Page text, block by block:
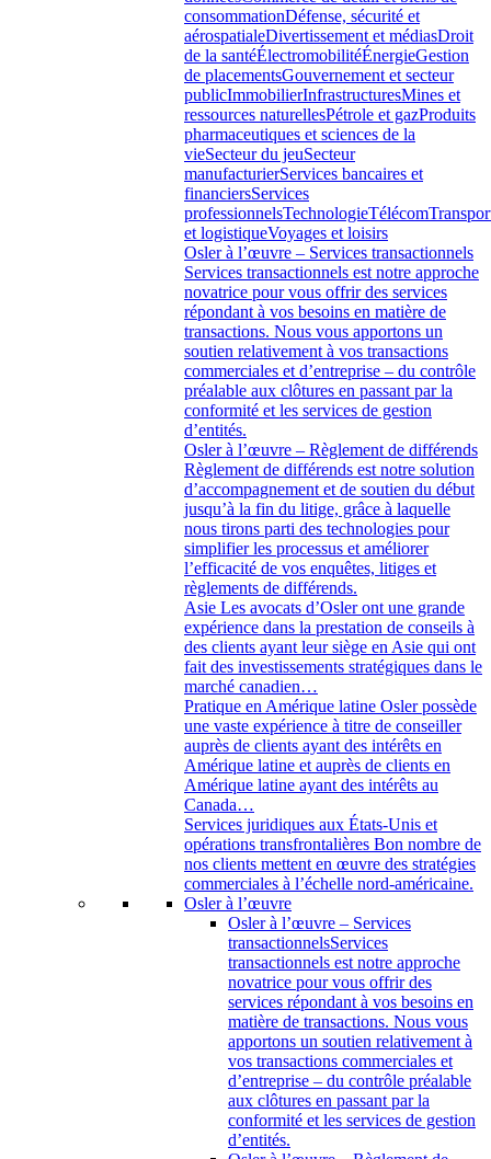
consommationDéfense, sécurité et
aérospatialeDivertissement et médiasDroit
de la santéÉlectromobilitéÉnergieGestion
de placementsGouvernement et secteur
publicImmobilierInfrastructuresMines et
ressources naturellesPétrole et gazProduits
pharmaceutiques et sciences de la
vieSecteur du jeuSecteur
manufacturierServices bancaires et
financiersServices
professionnelsTechnologieTélécom
et logistiqueVoyages et loisirs
Osler à l’œuvre – Services transactionnels
Services transactionnels est notre approche
novatrice pour vous offrir des services
répondant à vos besoins en matière de
transactions. Nous vous apportons un
soutien relativement à vos transactions
commerciales et d’entreprise – du contrôle
préalable aux clôtures en passant par la
conformité et les services de gestion
d’entités.
Osler à l’œuvre – Règlement de différends
Règlement de différends est notre solution
d’accompagnement et de soutien du début
jusqu’à la fin du litige, grâce à laquelle
nous tirons parti des technologies pour
simplifier les processus et améliorer
l’efficacité de vos enquêtes, litiges et
règlements de différends.
Asie Les avocats d’Osler ont une grande
expérience dans la prestation de conseils à
des clients ayant leur siège en Asie qui ont
fait des investissements stratégiques dans le
marché canadien…
Pratique en Amérique latine Osler possède
une vaste expérience à titre de conseiller
auprès de clients ayant des intérêts en
Amérique latine et auprès de clients en
Amérique latine ayant des intérêts au
Canada…
Services juridiques aux États-Unis et
opérations transfrontalières Bon nombre de
nos clients mettent en œuvre des stratégies
commerciales à l’échelle nord-américaine.
Osler à l’œuvre
Osler à l’œuvre – Services
transactionnelsServices
transactionnels est notre approche
novatrice pour vous offrir des
services répondant à vos besoins en
matière de transactions. Nous vous
apportons un soutien relativement à
vos transactions commerciales et
d’entreprise – du contrôle préalable
aux clôtures en passant par la
conformité et les services de gestion
d’entités.